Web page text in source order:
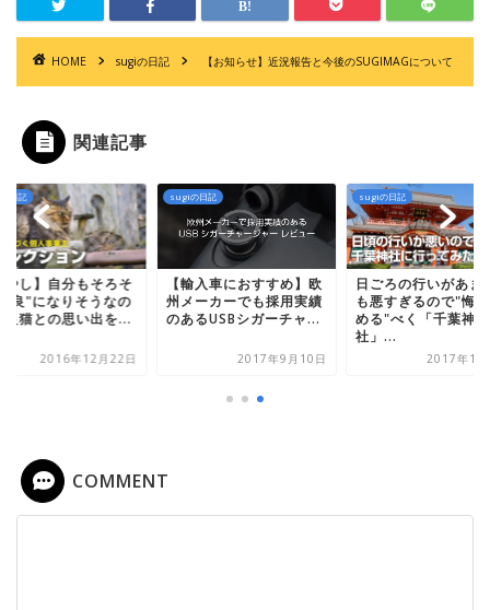
HOME sugiの日記 【お知らせ】近況報告と今後のSUGIMAGについて
関連記事
日記
やし】自分もそろそ
良"になりそうなの
良猫との思い出を...
2016年12月22日
sugiの日記
【輸入車におすすめ】欧
州メーカーでも採用実績
のあるUSBシガーチャ...
2017年9月10日
sugiの日記
日ごろの行いがあま
も悪すぎるので"悔
める"べく「千葉神
社」...
2017年1
COMMENT